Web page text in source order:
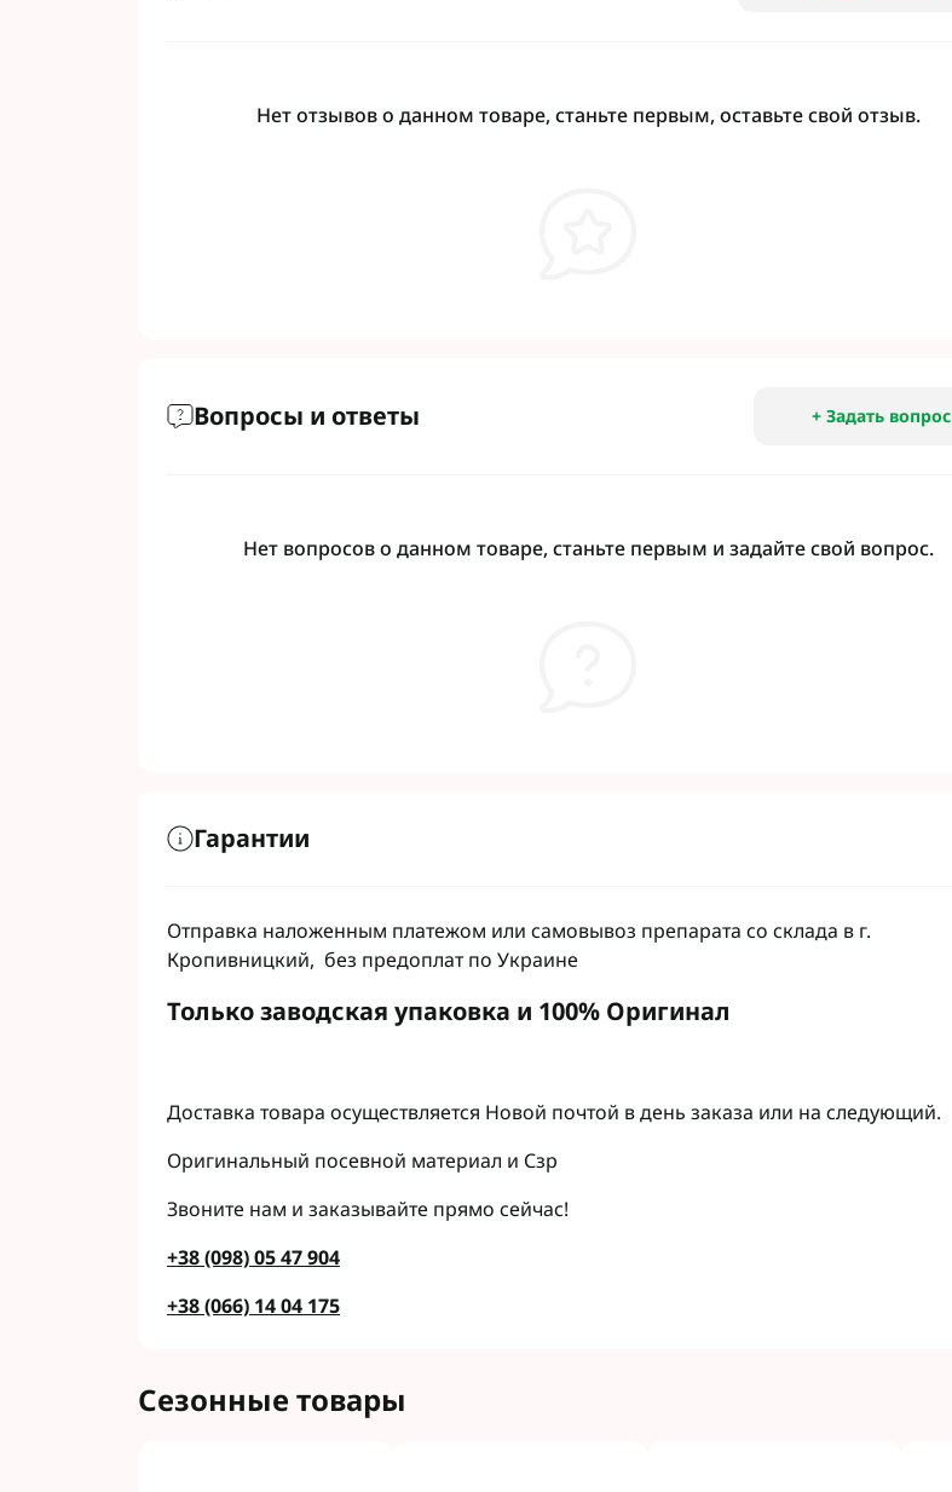
Нет отзывов о данном товаре, станьте первым, оставьте свой отзыв.
Вопросы и ответы + Задать вопрос
Нет вопросов о данном товаре, станьте первым и задайте свой вопрос.
Гарантии
Отправка наложенным платежом или самовывоз препарата со склада в г.
Кропивницкий, без предоплат по Украине
Только заводская упаковка и 100% Оригинал
Доставка товара осуществляется Новой почтой в день заказа или на следующий.
Оригинальный посевной материал и Сзр
Звоните нам и заказывайте прямо сейчас!
+38 (098) 05 47 904
+38 (066) 14 04 175
Сезонные товары